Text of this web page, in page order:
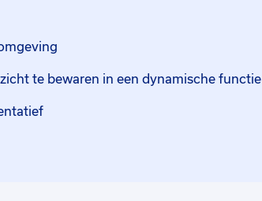
te bewaren in een dynamische functie